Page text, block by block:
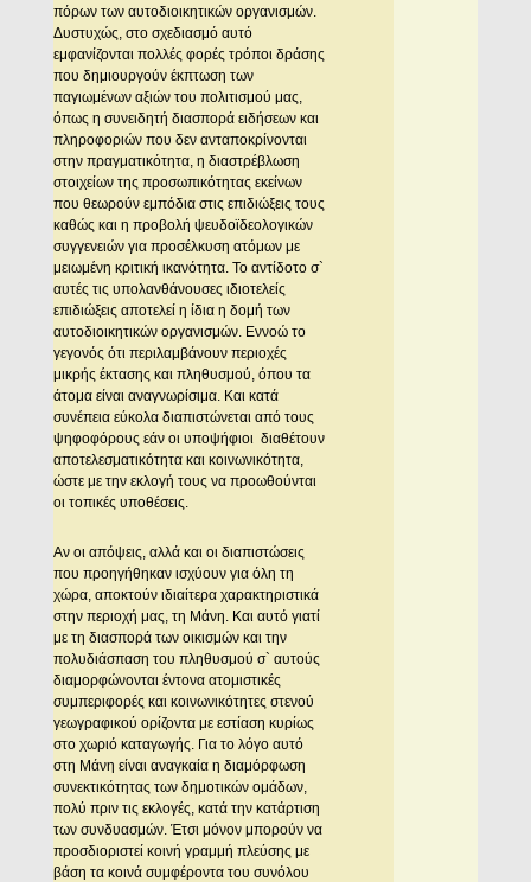
πόρων των αυτοδιοικητικών οργανισμών.
Δυστυχώς, στο σχεδιασμό αυτό
εμφανίζονται πολλές φορές τρόποι δράσης
που δημιουργούν έκπτωση των
παγιωμένων αξιών του πολιτισμού μας,
όπως η συνειδητή διασπορά ειδήσεων και
πληροφοριών που δεν ανταποκρίνονται
στην πραγματικότητα, η διαστρέβλωση
στοιχείων της προσωπικότητας εκείνων
που θεωρούν εμπόδια στις επιδιώξεις τους
καθώς και η προβολή ψευδοϊδεολογικών
συγγενειών για προσέλκυση ατόμων με
μειωμένη κριτική ικανότητα. Το αντίδοτο σ`
αυτές τις υπολανθάνουσες ιδιοτελείς
επιδιώξεις αποτελεί η ίδια η δομή των
αυτοδιοικητικών οργανισμών. Εννοώ το
γεγονός ότι περιλαμβάνουν περιοχές
μικρής έκτασης και πληθυσμού, όπου τα
άτομα είναι αναγνωρίσιμα. Και κατά
συνέπεια εύκολα διαπιστώνεται από τους
ψηφοφόρους εάν οι υποψήφιοι διαθέτουν
αποτελεσματικότητα και κοινωνικότητα,
ώστε με την εκλογή τους να προωθούνται
οι τοπικές υποθέσεις.
Αν οι απόψεις, αλλά και οι διαπιστώσεις
που προηγήθηκαν ισχύουν για όλη τη
χώρα, αποκτούν ιδιαίτερα χαρακτηριστικά
στην περιοχή μας, τη Μάνη. Και αυτό γιατί
με τη διασπορά των οικισμών και την
πολυδιάσπαση του πληθυσμού σ` αυτούς
διαμορφώνονται έντονα ατομιστικές
συμπεριφορές και κοινωνικότητες στενού
γεωγραφικού ορίζοντα με εστίαση κυρίως
στο χωριό καταγωγής. Για το λόγο αυτό
στη Μάνη είναι αναγκαία η διαμόρφωση
συνεκτικότητας των δημοτικών ομάδων,
πολύ πριν τις εκλογές, κατά την κατάρτιση
των συνδυασμών. Έτσι μόνον μπορούν να
προσδιοριστεί κοινή γραμμή πλεύσης με
βάση τα κοινά συμφέροντα του συνόλου